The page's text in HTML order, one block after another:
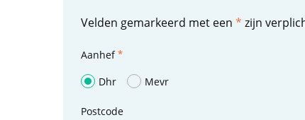
Velden gemarkeerd met een * zijn
Aanhef
Dhr
Mevr
Postcode